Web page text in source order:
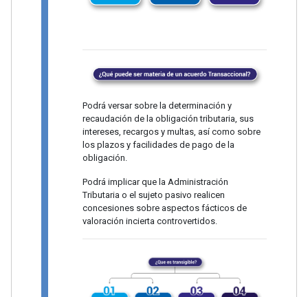
Podrá versar sobre la determinación y
recaudación de la obligación tributaria, sus
intereses, recargos y multas, así como sobre
los plazos y facilidades de pago de la
obligación.
Podrá implicar que la Administración
Tributaria o el sujeto pasivo realicen
concesiones sobre aspectos fácticos de
valoración incierta controvertidos.